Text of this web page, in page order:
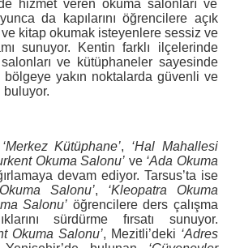
hizmet veren okuma salonları ve
da kapılarını öğrencilere açık
kitap okumak isteyenlere sessiz ve
sunuyor. Kentin farklı ilçelerinde
ve kütüphaneler sayesinde
bölgeye yakın noktalarda güvenli ve
buluyor.
‘Merkez Kütüphane’, ‘Hal Mahallesi
Okuma Salonu’ ve ‘Ada Okuma
devam ediyor. Tarsus’ta ise
Salonu’, ‘Kleopatra Okuma
Salonu’ öğrencilere ders çalışma
sürdürme fırsatı sunuyor.
Okuma Salonu’, Mezitli’deki ‘Adres